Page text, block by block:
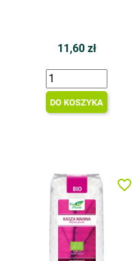
11,60 zł
DO KOSZYKA
favorite_border